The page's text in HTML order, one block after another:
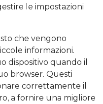
le impostazioni
che vengono
informazioni.
dispositivo quando il
browser. Questi
correttamente il
a fornire una migliore